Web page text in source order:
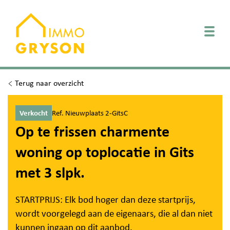
Terug naar overzicht
Verkocht Ref. Nieuwplaats 2-GitsC
Op te frissen charmente
woning op toplocatie in Gits
met 3 slpk.
STARTPRIJS: Elk bod hoger dan deze startprijs,
wordt voorgelegd aan de eigenaars, die al dan niet
kunnen ingaan op dit aanbod.